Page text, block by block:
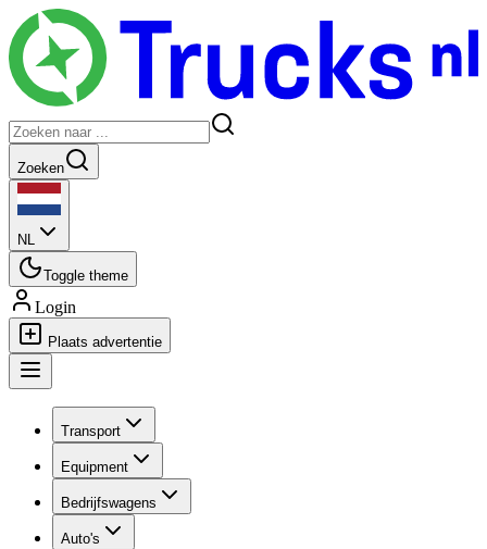
Zoeken
NL
Toggle theme
Login
Plaats advertentie
Transport
Equipment
Bedrijfswagens
Auto's